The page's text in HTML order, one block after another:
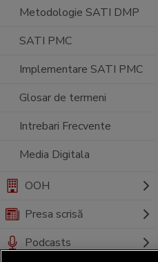
Metodologie SATI DMP
SATI PMC
Implementare SATI PMC
Glosar de termeni
Intrebari Frecvente
Media Digitala
OOH
Presa scrisă
Podcasts